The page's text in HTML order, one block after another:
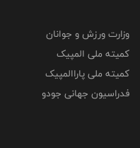
وزارت ورزش و جوانان
کمیته ملی المپیک
کمیته ملی پاراالمپیک
فدراسیون جهانی جودو